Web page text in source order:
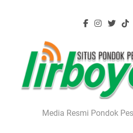
Lirboyo.net
Media Resmi Pondok